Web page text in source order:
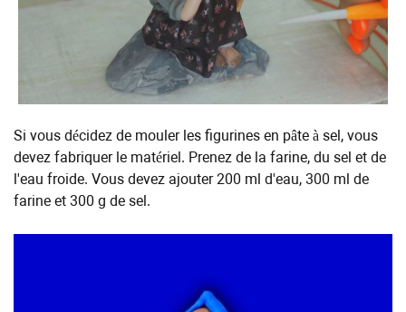
Si vous décidez de mouler les figurines en pâte à sel, vous
devez fabriquer le matériel. Prenez de la farine, du sel et de
l'eau froide. Vous devez ajouter 200 ml d'eau, 300 ml de
farine et 300 g de sel.